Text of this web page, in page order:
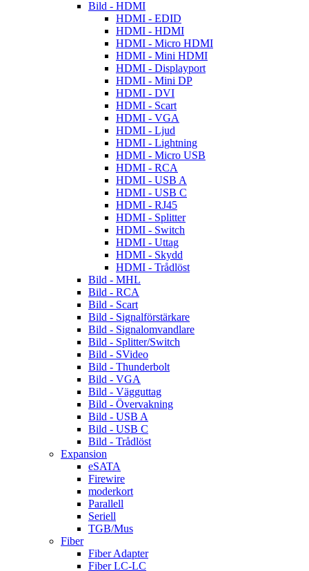
Bild - HDMI
HDMI - EDID
HDMI - HDMI
HDMI - Micro HDMI
HDMI - Mini HDMI
HDMI - Displayport
HDMI - Mini DP
HDMI - DVI
HDMI - Scart
HDMI - VGA
HDMI - Ljud
HDMI - Lightning
HDMI - Micro USB
HDMI - RCA
HDMI - USB A
HDMI - USB C
HDMI - RJ45
HDMI - Splitter
HDMI - Switch
HDMI - Uttag
HDMI - Skydd
HDMI - Trådlöst
Bild - MHL
Bild - RCA
Bild - Scart
Bild - Signalförstärkare
Bild - Signalomvandlare
Bild - Splitter/Switch
Bild - SVideo
Bild - Thunderbolt
Bild - VGA
Bild - Vägguttag
Bild - Övervakning
Bild - USB A
Bild - USB C
Bild - Trådlöst
Expansion
eSATA
Firewire
moderkort
Parallell
Seriell
TGB/Mus
Fiber
Fiber Adapter
Fiber LC-LC